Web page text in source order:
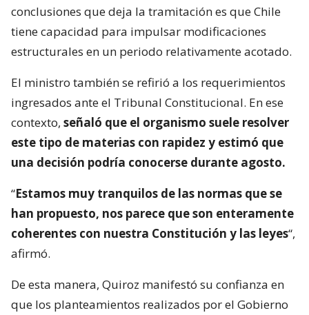
conclusiones que deja la tramitación es que Chile
tiene capacidad para impulsar modificaciones
estructurales en un periodo relativamente acotado.
El ministro también se refirió a los requerimientos
ingresados ante el Tribunal Constitucional. En ese
contexto, señaló que el organismo suele resolver
este tipo de materias con rapidez y estimó que
una decisión podría conocerse durante agosto.
“Estamos muy tranquilos de las normas que se
han propuesto, nos parece que son enteramente
coherentes con nuestra Constitución y las leyes“,
afirmó.
De esta manera, Quiroz manifestó su confianza en
que los planteamientos realizados por el Gobierno